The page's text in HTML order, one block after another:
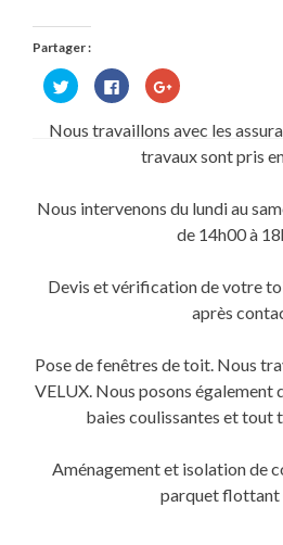
Partager :
Cliquez
pour
partager
Twitter(ouvre
Cliquez
pour
partager
sur
Facebook(ouvre
dans
une
Cliquez
pour
Google+
dans
fenêtre)
Nous travaillons avec les
travaux sont pris
Nous intervenons du lundi au
de 14h00 à
Devis et vérification de votre
après
Pose de fenêtres de toit. Nous
VELUX. Nous posons également
baies coulissantes et tout
Aménagement et isolation de
parquet flottant